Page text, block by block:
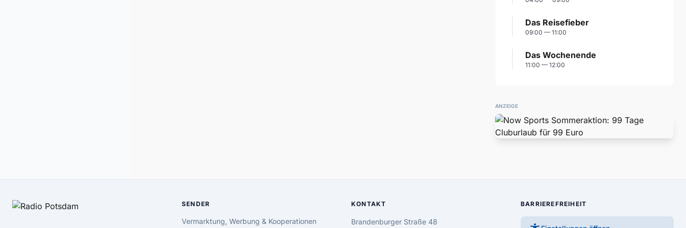
Das Reisefieber
09:00 — 11:00
Das Wochenende
11:00 — 12:00
ANZEIGE
SENDER
Vermarktung, Werbung & Kooperationen
KONTAKT
Brandenburger Straße 48
BARRIEREFREIHEIT